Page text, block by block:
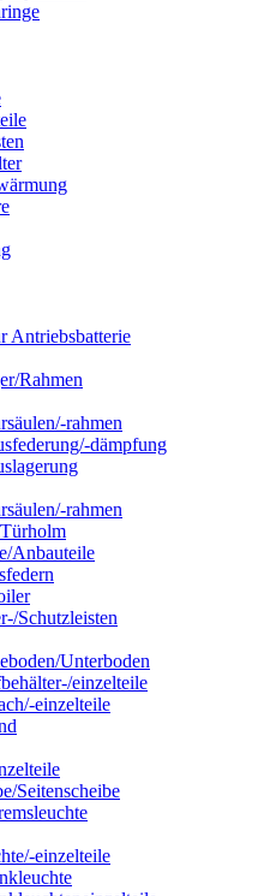
Antriebsbatterie
Rahmen
rahmen
dämpfung
rahmen
Anbauteile
Schutzleisten
Unterboden
einzelteile
einzelteile
Seitenscheibe
einzelteile